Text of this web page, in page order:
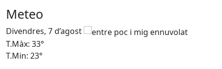
Meteo
Divendres, 7 d’agost
T.Màx: 33°
T.Min: 23°